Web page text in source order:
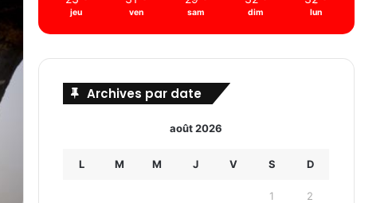
jeu ven sam dim lun
Archives par date
août 2026
L M M J V S D
1 2